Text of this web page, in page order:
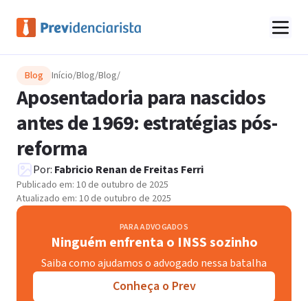
Blog Início/Blog/Blog/
Aposentadoria para nascidos
antes de 1969: estratégias pós-
reforma
Por: Fabricio Renan de Freitas Ferri
Publicado em: 10 de outubro de 2025
Atualizado em: 10 de outubro de 2025
PARA ADVOGADOS
Ninguém enfrenta o INSS sozinho
Saiba como ajudamos o advogado nessa batalha
Conheça o Prev